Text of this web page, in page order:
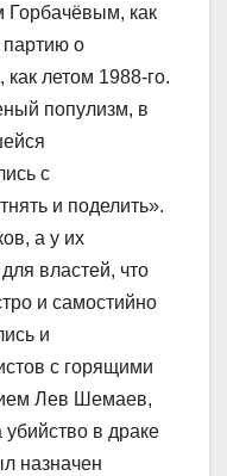
Горбачёвым, как
партию о
летом 1988-го.
популизм, в
с
и поделить».
а у их
властей, что
и самостийно
и
с горящими
Лев Шемаев,
в драке
назначен